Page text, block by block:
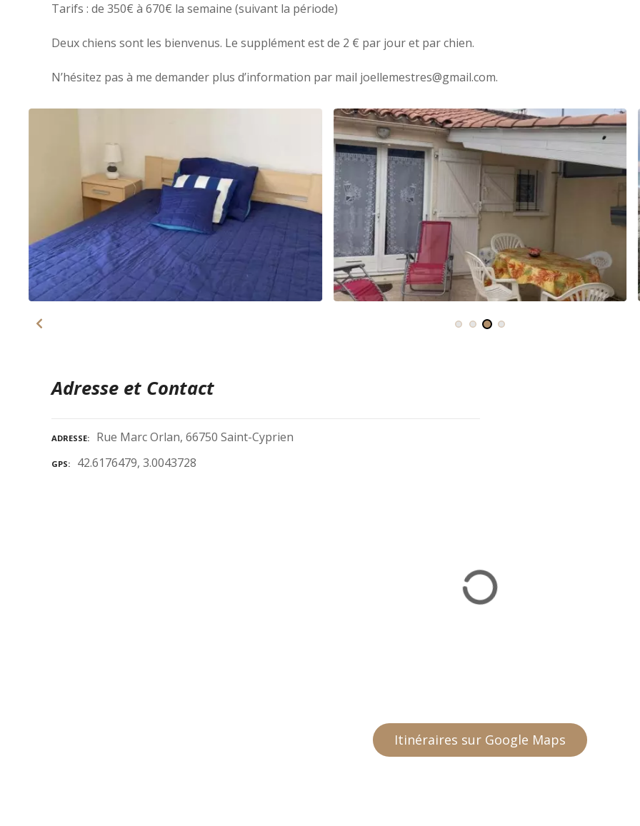
Tarifs : de 350€ à 670€ la semaine (suivant la période)
Deux chiens sont les bienvenus. Le supplément est de 2 € par jour et par chien.
N’hésitez pas à me demander plus d’information par mail joellemestres@gmail.com.
Adresse et Contact
ADRESSE Rue Marc Orlan, 66750 Saint-Cyprien
GPS 42.6176479, 3.0043728
Itinéraires sur Google Maps